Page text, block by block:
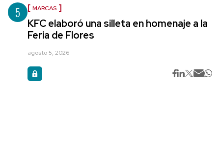
5 MARCAS
KFC elaboró una silleta en homenaje a la
Feria de Flores
agosto 5, 2026